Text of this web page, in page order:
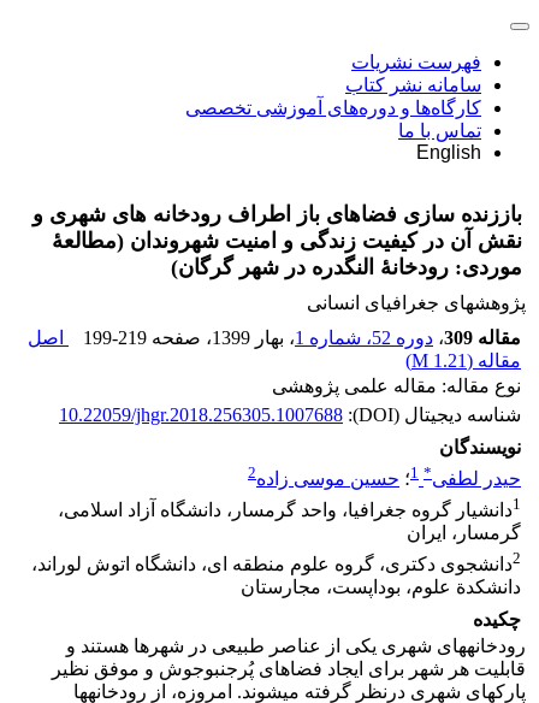
فهرست نشریات
سامانه نشر کتاب
کارگاه‌ها و دوره‌های آموزشی تخصصی
تماس با ما
English
باززنده ‏سازی فضا‏های باز اطراف رودخانه ‏های شهری و
نقش آن در کیفیت زندگی و امنیت شهروندان (مطالعۀ
موردی: رودخانۀ النگدره در شهر گرگان)
پژوهشهای جغرافیای انسانی
مقاله 309
، دوره 52، شماره 1 ، بهار 1399 ، صفحه 199-219
اصل
مقاله (1.21 M
)
نوع مقاله: مقاله علمی پژوهشی
شناسه دیجیتال (DOI):
10.22059/jhgr.2018.256305.1007688
نویسندگان
حیدر لطفی*
1؛ حسین موسی زاده2
1دانشیار گروه جغرافیا، واحد گرمسار، دانشگاه آزاد اسلامی،
گرمسار، ایران
2دانشجوی دکتری، گروه علوم منطقه ‏ای، دانشگاه اتوش لوراند،
دانشکدة علوم، بوداپست، مجارستان
چکیده
رودخانه‏های شهری یکی از عناصر طبیعی در شهرها هستند و
قابلیت هر شهر برای ایجاد فضاهای پُرجنب‏وجوش و موفق نظیر
پارک‏های شهری درنظر گرفته می‏شوند. امروزه، از رودخانه‏ها